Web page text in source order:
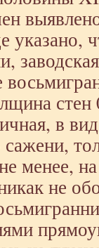
в
менее,
не